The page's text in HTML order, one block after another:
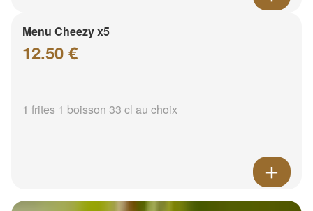
Menu Cheezy x5
12.50 €
1 frites 1 boisson 33 cl au choix